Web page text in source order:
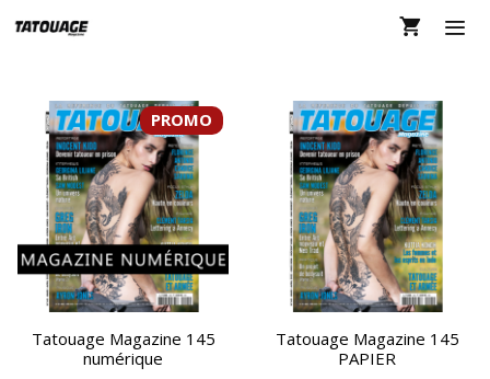
au
PROMO
Tatouage Magazine 145
numérique
Tatouage Magazine 145
PAPIER